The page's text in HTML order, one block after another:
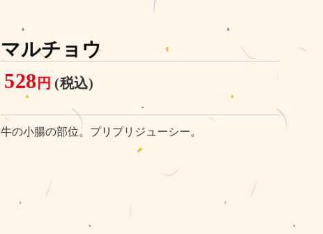
マルチョウ
528 円 (税込)
牛の小腸の部位。プリプリジューシー。